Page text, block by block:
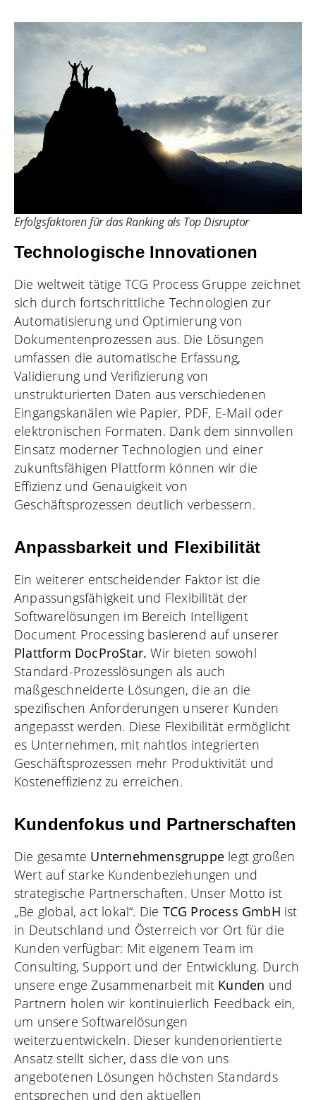
Erfolgsfaktoren für das Ranking als Top Disruptor
Technologische Innovationen
Die weltweit tätige TCG Process Gruppe zeichnet
sich durch fortschrittliche Technologien zur
Automatisierung und Optimierung von
Dokumentenprozessen aus. Die Lösungen
umfassen die automatische Erfassung,
Validierung und Verifizierung von
unstrukturierten Daten aus verschiedenen
Eingangskanälen wie Papier, PDF, E-Mail oder
elektronischen Formaten. Dank dem sinnvollen
Einsatz moderner Technologien und einer
zukunftsfähigen Plattform können wir die
Effizienz und Genauigkeit von
Geschäftsprozessen deutlich verbessern.
Anpassbarkeit und Flexibilität
Ein weiterer entscheidender Faktor ist die
Anpassungsfähigkeit und Flexibilität der
Softwarelösungen im Bereich Intelligent
Document Processing basierend auf unserer
Plattform DocProStar. Wir bieten sowohl
Standard-Prozesslösungen als auch
maßgeschneiderte Lösungen, die an die
spezifischen Anforderungen unserer Kunden
angepasst werden. Diese Flexibilität ermöglicht
es Unternehmen, mit nahtlos integrierten
Geschäftsprozessen mehr Produktivität und
Kosteneffizienz zu erreichen.
Kundenfokus und Partnerschaften
Die gesamte Unternehmensgruppe legt großen
Wert auf starke Kundenbeziehungen und
strategische Partnerschaften. Unser Motto ist
„Be global, act lokal“. Die TCG Process GmbH ist
in Deutschland und Österreich vor Ort für die
Kunden verfügbar: Mit eigenem Team im
Consulting, Support und der Entwicklung. Durch
unsere enge Zusammenarbeit mit Kunden und
Partnern holen wir kontinuierlich Feedback ein,
um unsere Softwarelösungen
weiterzuentwickeln. Dieser kundenorientierte
Ansatz stellt sicher, dass die von uns
angebotenen Lösungen höchsten Standards
entsprechen und den aktuellen